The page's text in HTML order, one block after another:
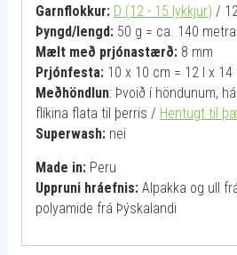
Garnflokkur: D (12 - 15 lykkjur) /
Þyngd/lengd:50 g = ca. 140
Mælt með prjónastærð:8 mm
Prjónfesta:10 x 10 cm = 12 l x 14
Meðhöndlun: Þvoið í höndunum,
flíkina flata til þerris / Hentugt til
Superwash:nei
Made in: Peru
Uppruni hráefnis:Alpakka og ull
polyamide frá Þýskalandi